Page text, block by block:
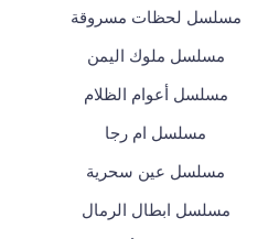
مسلسل لحظات مسروقة
مسلسل ملوك اليمن
مسلسل أعوام الظلام
مسلسل ام رجا
مسلسل عين سحرية
مسلسل ابطال الرمال